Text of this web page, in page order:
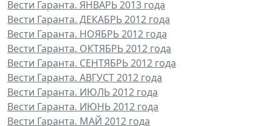
Вести Гаранта. ЯНВАРЬ 2013 года
Вести Гаранта. ДЕКАБРЬ 2012 года
Вести Гаранта. НОЯБРЬ 2012 года
Вести Гаранта. ОКТЯБРЬ 2012 года
Вести Гаранта. СЕНТЯБРЬ 2012 года
Вести Гаранта. АВГУСТ 2012 года
Вести Гаранта. ИЮЛЬ 2012 года
Вести Гаранта. ИЮНЬ 2012 года
Вести Гаранта. МАЙ 2012 года